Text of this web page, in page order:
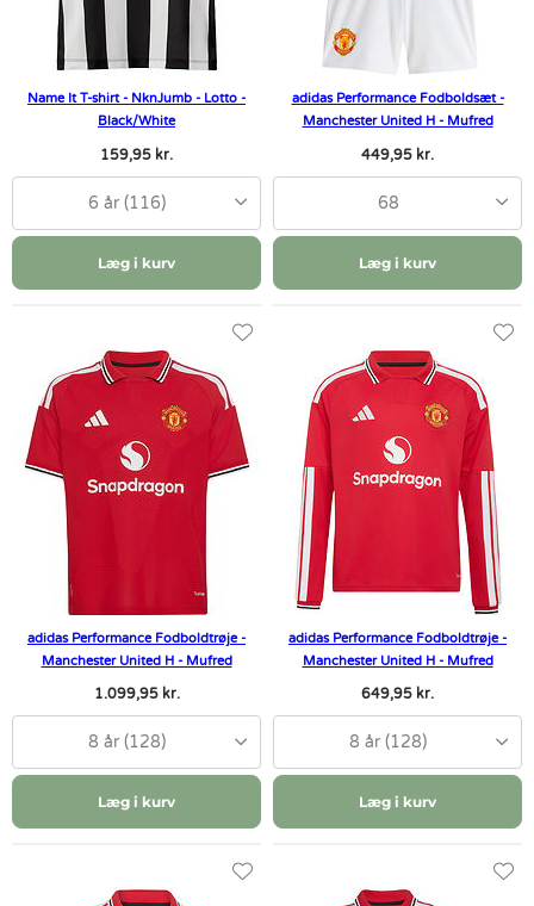
Name It T-shirt - NknJumb - Lotto -
Black/White
159,95 kr.
6 år (116)
Læg i kurv
adidas Performance Fodboldsæt -
Manchester United H - Mufred
449,95 kr.
68
Læg i kurv
adidas Performance Fodboldtrøje -
Manchester United H - Mufred
1.099,95 kr.
8 år (128)
Læg i kurv
adidas Performance Fodboldtrøje -
Manchester United H - Mufred
649,95 kr.
8 år (128)
Læg i kurv